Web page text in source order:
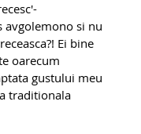
avgolemono si nu
Ei bine
oarecum
gustului meu
traditionala